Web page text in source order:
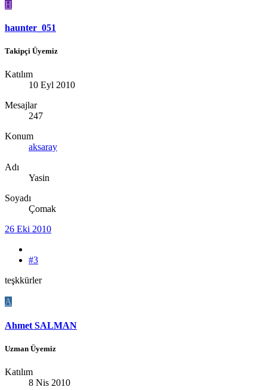
H
haunter_051
Takipçi Üyemiz
Katılım
10 Eyl 2010
Mesajlar
247
Konum
aksaray
Adı
Yasin
Soyadı
Çomak
26 Eki 2010
#3
teşkkürler
A
Ahmet SALMAN
Uzman Üyemiz
Katılım
8 Nis 2010